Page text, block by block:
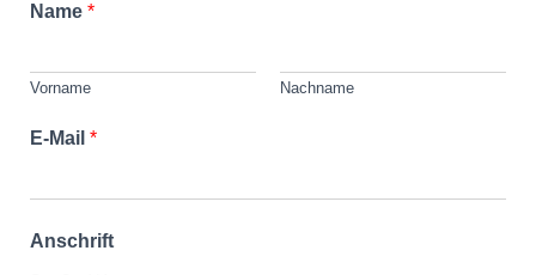
Name *
Vorname Nachname
E-Mail *
Anschrift